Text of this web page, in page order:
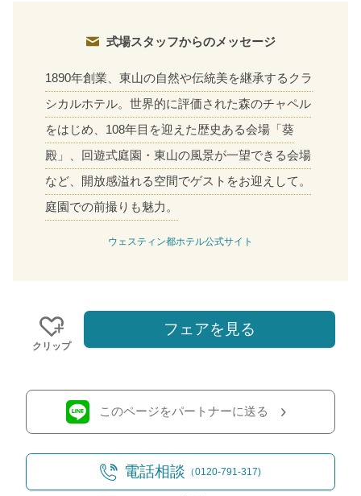
式場スタッフからのメッセージ
1890年創業、東山の自然や伝統美を継承するクラ
シカルホテル。世界的に評価された森のチャペル
をはじめ、108年目を迎えた歴史ある会場「葵
殿」、回遊式庭園・東山の風景が一望できる会場
など、開放感溢れる空間でゲストをお迎えして。
庭園での前撮りも魅力。
ウェスティン都ホテル公式サイト
クリップ
フェアを見る
このページをパートナーに送る
電話相談 （0120-791-317)